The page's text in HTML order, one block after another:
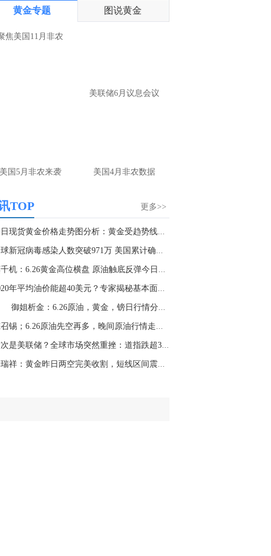
匿名网友-中金在线手机网：
谢谢老师
有任何问题均可以提出来交流的，早
确实没有太大的波动
前布局，回踩4220-4225附近多，防守4205，
李财： 上方做空位置在79.5附近可以参与，多
黄金专题 图说黄金
焦美国11月非农
美联储6月议息会议
美国5月非农来袭 美国4月非农数据
更多>>
TOP
今日现货黄金价格走势图分析：黄金受趋势线支撑...
全球新冠病毒感染人数突破971万 美国累计确诊超...
莫千机：6.26黄金高位横盘 原油触底反弹今日黄...
2020年平均油价能超40美元？专家揭秘基本面情况...
御姐析金：6.26原油，黄金，镑日行情分析...
陈召锡；6.26原油先空再多，晚间原油行情走势分...
这次是美联储？全球市场突然重挫：道指跌超300...
闫瑞祥：黄金昨日两空完美收割，短线区间震荡破...